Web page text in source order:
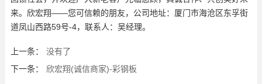
来。欣宏翔——您可信赖的朋友，公司地址：厦门市海沧区东孚街
道凤山西路59号-4，联系人：吴经理。
上一条：
没有了
下一条：
欣宏翔(诚信商家)-彩钢板